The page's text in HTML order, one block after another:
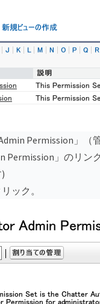
Permission」（
Permission」のリ
ック。